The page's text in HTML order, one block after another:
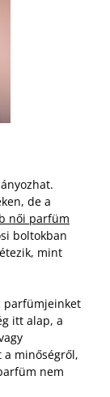
de a
női parfüm
boltokban
mint
parfümjeinket
itt alap, a
a minőségről,
nem